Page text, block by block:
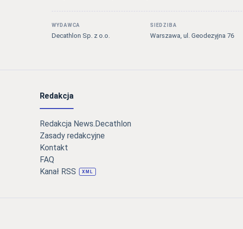
WYDAWCA
Decathlon Sp. z o.o.
SIEDZIBA
Warszawa, ul. Geodezyjna 76
Redakcja
Redakcja News.Decathlon
Zasady redakcyjne
Kontakt
FAQ
Kanał RSS
XML